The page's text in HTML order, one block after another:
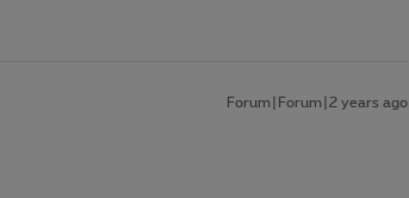
Forum|Forum|2 years ago